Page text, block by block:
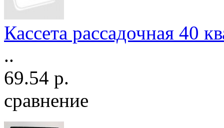
Кассета рассадочная 40
..
69.54 р.
сравнение